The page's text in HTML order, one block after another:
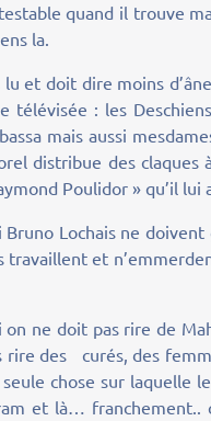
quand il trouve
la.
et doit dire moins
télévisée : les
mais aussi
distribue des
Poulidor » qu’il
Lochais ne
et
ne doit pas rire de
rire des curés, des
chose sur laquelle
et là…